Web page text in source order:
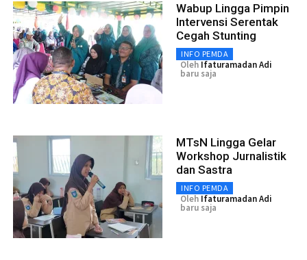
Wabup Lingga Pimpin
Intervensi Serentak
Cegah Stunting
INFO PEMDA
Oleh Ifaturamadan Adi
baru saja
MTsN Lingga Gelar
Workshop Jurnalistik
dan Sastra
INFO PEMDA
Oleh Ifaturamadan Adi
baru saja